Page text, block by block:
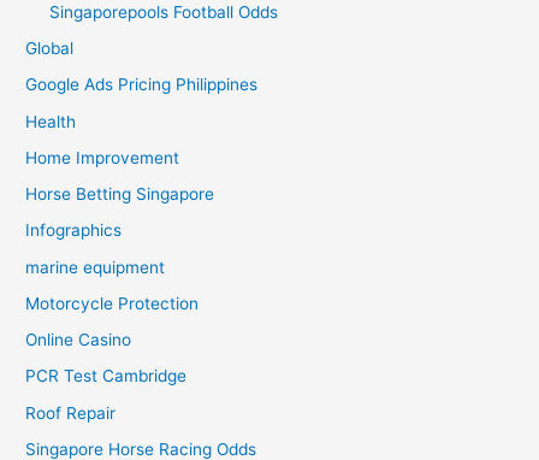
Singaporepools Football Odds
Global
Google Ads Pricing Philippines
Health
Home Improvement
Horse Betting Singapore
Infographics
marine equipment
Motorcycle Protection
Online Casino
PCR Test Cambridge
Roof Repair
Singapore Horse Racing Odds